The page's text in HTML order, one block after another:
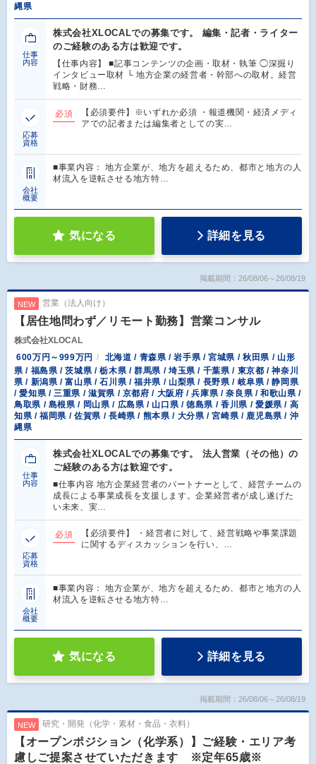
縄県
仕事
内容
株式会社XLOCALでの募集です。 編集・記者・ライター
のご経験のある方は歓迎です。
【仕事内容】 ■記事コンテンツの企画・取材・執筆 ◯深掘り
インタビュー取材 └ 地方企業の経営者・幹部への取材。経営
戦略・財務…
応募
資格
必須
【必須要件】※いずれか必須 ・報道機関・経済メディ
アでの記者または編集者としての実…
会社
概要
■事業内容： 地方企業が、地方を超えるため、都市と地方の人
材流入を逆転させる地方特…
気になる 詳細を見る
掲載期間：26/08/06～26/08/19
NEW 営業（法人向け）
【居住地問わず／リモート勤務】営業コンサル
株式会社XLOCAL
600万円～999万円
北海道 / 青森県 / 岩手県 / 宮城県 / 秋田県 / 山形
県 / 福島県 / 茨城県 / 栃木県 / 群馬県 / 埼玉県 / 千葉県 / 東京都 / 神奈川
県 / 新潟県 / 富山県 / 石川県 / 福井県 / 山梨県 / 長野県 / 岐阜県 / 静岡県
/ 愛知県 / 三重県 / 滋賀県 / 京都府 / 大阪府 / 兵庫県 / 奈良県 / 和歌山県 /
鳥取県 / 島根県 / 岡山県 / 広島県 / 山口県 / 徳島県 / 香川県 / 愛媛県 / 高
知県 / 福岡県 / 佐賀県 / 長崎県 / 熊本県 / 大分県 / 宮崎県 / 鹿児島県 / 沖
縄県
仕事
内容
株式会社XLOCALでの募集です。 法人営業（その他）の
ご経験のある方は歓迎です。
■仕事内容 地方企業経営者のパートナーとして、経営チームの
成長による事業成長を支援します。企業経営者が成し遂げた
い未来、実…
応募
資格
必須
【必須要件】 ・経営者に対して、経営戦略や事業課題
に関するディスカッションを行い、…
会社
概要
■事業内容： 地方企業が、地方を超えるため、都市と地方の人
材流入を逆転させる地方特…
気になる 詳細を見る
掲載期間：26/08/06～26/08/19
NEW 研究・開発（化学・素材・食品・衣料）
【オープンポジション（化学系）】ご経験・エリア考
慮しご提案させていただきます ※定年65歳※